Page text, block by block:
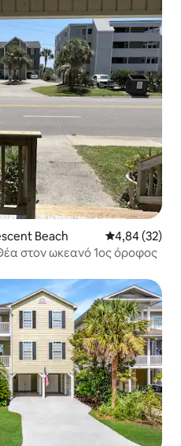
Beach Μέση
4,84 (32)
στον ωκεανό 1ος όροφος